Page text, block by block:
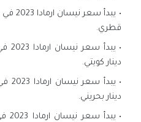
قطري.
دينار كويتي.
دينار بحريني.